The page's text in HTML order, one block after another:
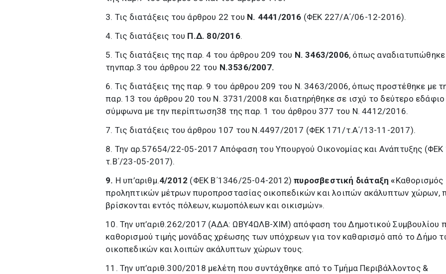
3. Τις διατάξεις του άρθρου 22 του Ν. 4441/2016 (ΦΕΚ 227/Α΄/06-12-2016).
4. Τις διατάξεις του Π.Δ. 80/2016.
5. Τις διατάξεις της παρ. 4 του άρθρου 209 του Ν. 3463/2006, όπως
τηνπαρ.3 του άρθρου 22 του Ν.3536/2007.
6. Τις διατάξεις της παρ. 9 του άρθρου 209 του Ν. 3463/2006, όπως προστέθηκε με
παρ. 13 του άρθρου 20 του Ν. 3731/2008 και διατηρήθηκε σε ισχύ το δεύτερο εδάφιο
σύμφωνα με την περίπτωση38 της παρ. 1 του άρθρου 377 του Ν. 4412/2016.
7. Τις διατάξεις του άρθρου 107 του Ν.4497/2017 (ΦΕΚ 171/τ.Α΄/13-11-2017).
8. Την αρ.57654/22-05-2017 Απόφαση του Υπουργού Οικονομίας και Ανάπτυξης
τ.Β΄/23-05-2017).
9. Η υπ’αριθμ.4/2012 (ΦΕΚ Β΄1346/25-04-2012)πυροσβεστική διάταξη «Καθορισμός
προληπτικών μέτρων πυροπροστασίας οικοπεδικών και λοιπών ακάλυπτων χώρων,
βρίσκονται εντός πόλεων, κωμοπόλεων και οικισμών».
10. Την υπ’αριθ.262/2017 (ΑΔΑ: ΩΒΥ4ΩΛΒ-ΧΙΜ) απόφαση του Δημοτικού Συμβουλίου
καθορισμού τιμής μονάδας χρέωσης των υπόχρεων για τον καθαρισμό από το Δήμο
οικοπεδικών και λοιπών ακάλυπτων χώρων τους.
11. Την υπ’αριθ.300/2018 μελέτη που συντάχθηκε από το Τμήμα Περιβάλλοντος &